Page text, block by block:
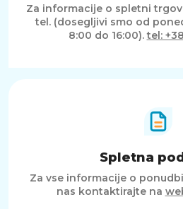
Za informacije o spletni
tel. (dosegljivi smo od
8:00 do 16:00).tel:
Spletna
Za vse informacije o
nas kontaktirajte na